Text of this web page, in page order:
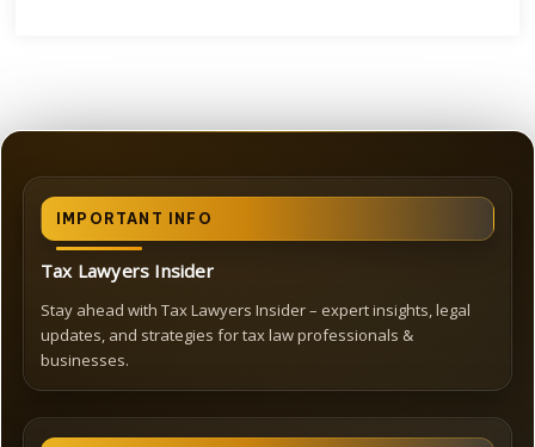
IMPORTANT INFO
Tax Lawyers Insider
Stay ahead with Tax Lawyers Insider – expert insights, legal
updates, and strategies for tax law professionals &
businesses.